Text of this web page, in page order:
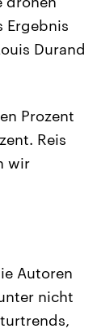
Ergebnis
Durand
Prozent
Reis
wir
Autoren
nicht